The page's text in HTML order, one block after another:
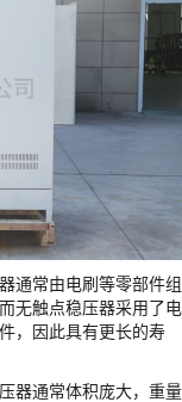
通常由电刷等零部件组
无触点稳压器采用了电
，因此具有更长的寿
器通常体积庞大，重量